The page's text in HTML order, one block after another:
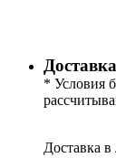
* Условия
Доставка